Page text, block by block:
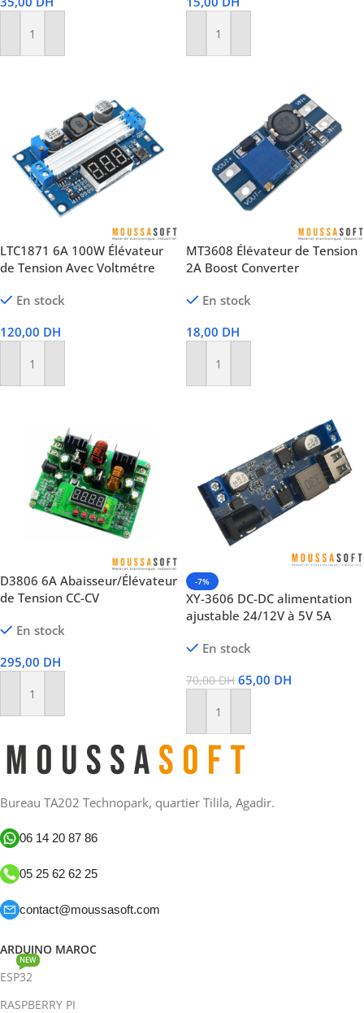
Ajouter Au Panier Ajouter Au Panier
LTC1871 6A 100W Élévateur
de Tension Avec Voltmétre
En stock
120,00 DH
Ajouter Au Panier
MT3608 Élévateur de Tension
2A Boost Converter
En stock
18,00 DH
Ajouter Au Panier
D3806 6A Abaisseur/Élévateur
de Tension CC-CV
En stock
295,00 DH
Ajouter Au Panier
-7%
XY-3606 DC-DC alimentation
ajustable 24/12V à 5V 5A
En stock
70,00DH 65,00 DH
Ajouter Au Panier
Bureau TA202 Technopark, quartier Tilila, Agadir.
06 14 20 87 86
05 25 62 62 25
contact@moussasoft.com
ARDUINO MAROC
ESP32
NEW
RASPBERRY PI